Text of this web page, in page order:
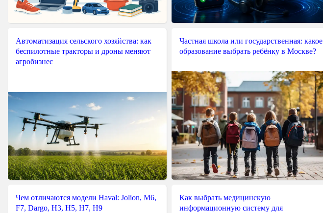
Автоматизация сельского хозяйства: как
беспилотные тракторы и дроны меняют
агробизнес
Частная школа или государственная: какое
образование выбрать ребёнку в Москве?
Чем отличаются модели Haval: Jolion, M6,
F7, Dargo, H3, H5, H7, H9
Как выбрать медицинскую
информационную систему для